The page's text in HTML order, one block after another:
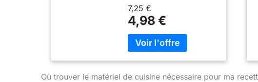
7,25 €
4,98 €
Où trouver le matériel de cuisine nécessaire pour ma